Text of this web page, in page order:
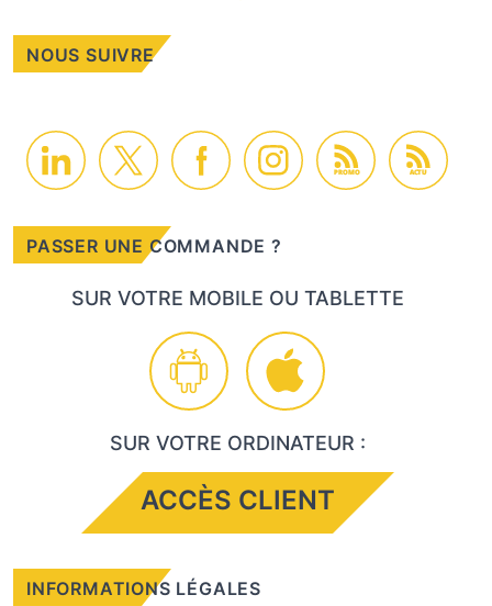
NOUS SUIVRE
PROMO ACTU
PASSER UNE COMMANDE ?
SUR VOTRE MOBILE OU TABLETTE
SUR VOTRE ORDINATEUR :
ACCÈS CLIENT
INFORMATIONS LÉGALES